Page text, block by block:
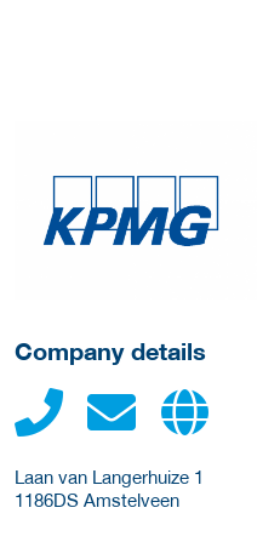
More Employer Details
Company details
Laan van Langerhuize 1
1186DS Amstelveen